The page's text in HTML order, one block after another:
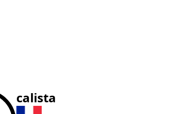
calista